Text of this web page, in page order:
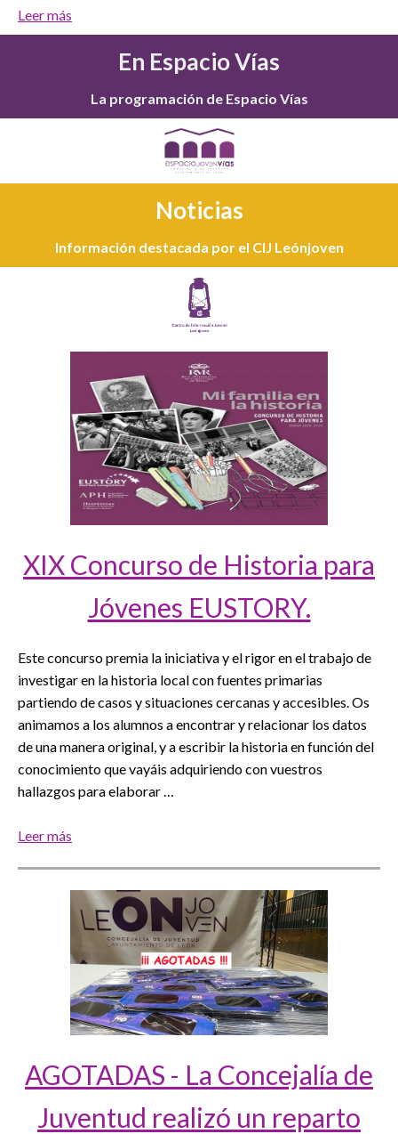
Leer más
En Espacio Vías
La programación de Espacio Vías
Noticias
Información destacada por el CIJ Leónjoven
XIX Concurso de Historia para
Jóvenes EUSTORY.
Este concurso premia la iniciativa y el rigor en el trabajo de
investigar en la historia local con fuentes primarias
partiendo de casos y situaciones cercanas y accesibles. Os
animamos a los alumnos a encontrar y relacionar los datos
de una manera original, y a escribir la historia en función del
conocimiento que vayáis adquiriendo con vuestros
hallazgos para elaborar …
Leer más
AGOTADAS - La Concejalía de
Juventud realizó un reparto